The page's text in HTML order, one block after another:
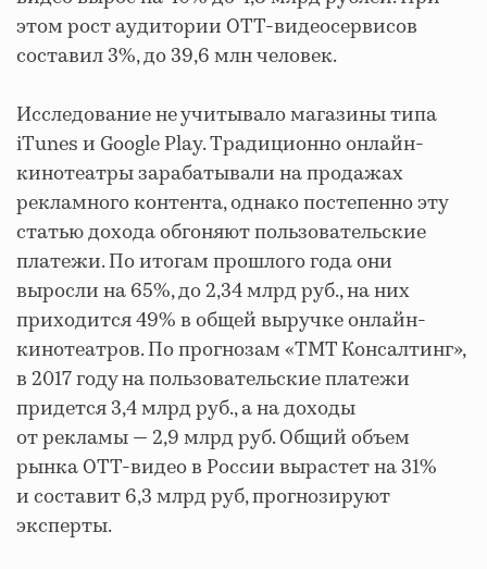
этом рост аудитории ОТТ-видеосервисов
составил 3%, до 39,6 млн человек.
Исследование не учитывало магазины типа
iTunes и Google Play. Традиционно онлайн-
кинотеатры зарабатывали на продажах
рекламного контента, однако постепенно эту
статью дохода обгоняют пользовательские
платежи. По итогам прошлого года они
выросли на 65%, до 2,34 млрд руб., на них
приходится 49% в общей выручке онлайн-
кинотеатров. По прогнозам «ТМТ Консалтинг»,
в 2017 году на пользовательские платежи
придется 3,4 млрд руб., а на доходы
от рекламы — 2,9 млрд руб. Общий объем
рынка ОТТ-видео в России вырастет на 31%
и составит 6,3 млрд руб, прогнозируют
эксперты.